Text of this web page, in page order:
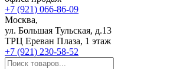
+7 (921) 066-86-09
Москва,
ул. Большая Тульская, д.13
ТРЦ Ереван Плаза, 1 этаж
+7 (921) 230-58-52